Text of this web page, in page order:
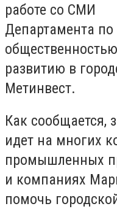
работе со СМИ
Департамента по
развитию в
Метинвест.
Как сообщается,
идет на многих
промышленных
и компаниях
помочь